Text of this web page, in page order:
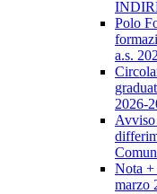
Polo
a.s.
2026-
Avviso
Nota +
marzo